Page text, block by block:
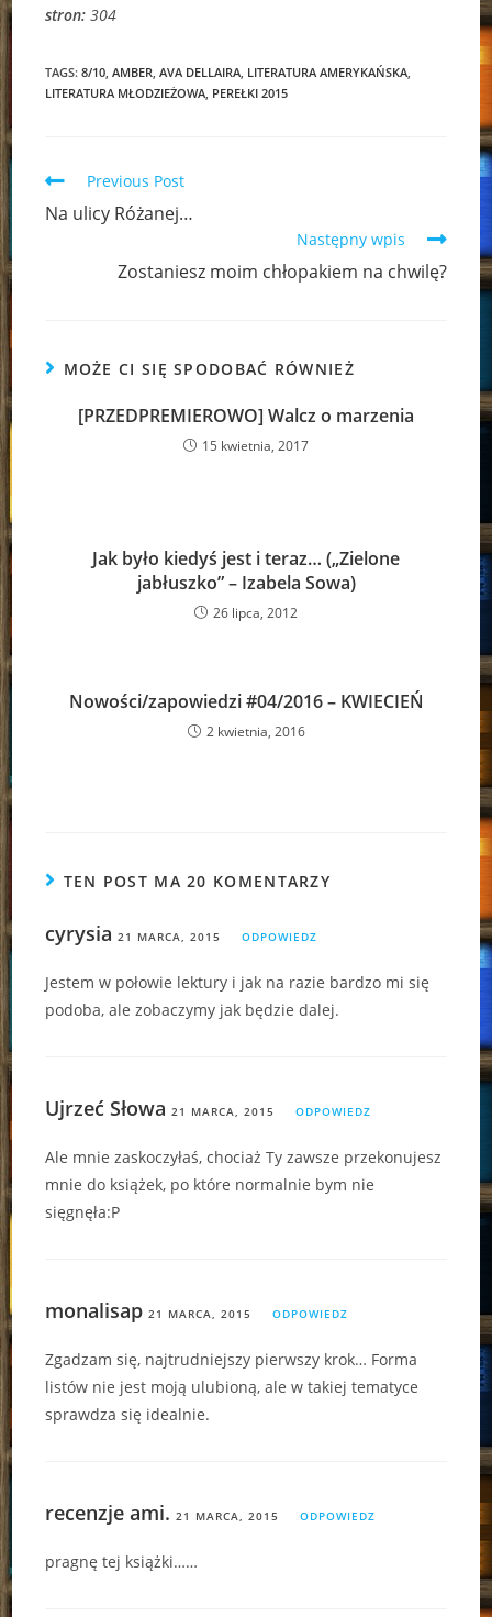
stron:304
TAGS:8/10 AMBER AVA DELLAIRA LITERATURA AMERYKAŃSKA
LITERATURA MŁODZIEŻOWA PEREŁKI 2015
Read
articles
Previous Post
Na ulicy Różanej…
Następny wpis
Zostaniesz moim chłopakiem na chwilę?
MOŻE CI SIĘ SPODOBAĆ RÓWNIEŻ
[PRZEDPREMIEROWO] Walcz o marzenia
15 kwietnia, 2017
Jak było kiedyś jest i teraz… („Zielone
jabłuszko” – Izabela Sowa)
26 lipca, 2012
Nowości/zapowiedzi #04/2016 – KWIECIEŃ
2 kwietnia, 2016
TEN POST MA 20 KOMENTARZY
cyrysia 21 MARCA, 2015 ODPOWIEDZ
Jestem w połowie lektury i jak na razie bardzo mi się
podoba, ale zobaczymy jak będzie dalej.
Ujrzeć Słowa 21 MARCA, 2015 ODPOWIEDZ
Ale mnie zaskoczyłaś, chociaż Ty zawsze przekonujesz
mnie do książek, po które normalnie bym nie
sięgnęła:P
monalisap 21 MARCA, 2015 ODPOWIEDZ
Zgadzam się, najtrudniejszy pierwszy krok… Forma
listów nie jest moją ulubioną, ale w takiej tematyce
sprawdza się idealnie.
recenzje ami. 21 MARCA, 2015 ODPOWIEDZ
pragnę tej książki……